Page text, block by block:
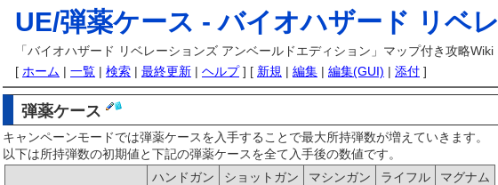
UE/弾薬ケース -バイオハザード リベ
「バイオハザード リベレーションズ アンベールドエディション」マップ付き攻略Wiki
[ ホーム | 一覧 | 検索 | 最終更新 | ヘルプ] [ 新規 | 編集 | 編集(GUI) | 添付 ]
弾薬ケース
キャンペーンモードでは弾薬ケースを入手することで最大所持弾数が増えていきます。
以下は所持弾数の初期値と下記の弾薬ケースを全て入手後の数値です。
ハンドガン
ショットガン マシンガン ライフル
マグナム